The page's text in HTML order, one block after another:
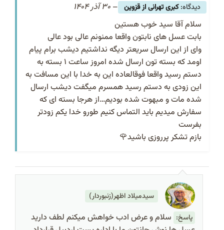
کبری تهرانی از قزوین – 30 آذر 1404
سلام آقا سید خوب هستین
بابت عسل های نابتون واقعا ممنونم عالی بود عالی
وای از این ارسال سریعتر دیگه نداشتیم دیشب برام پیام
اومد که بسته تون ارسال شده امروز ساعت ۱ بسته به
دستم رسید واقعا فوقالعاده این به خدا با این مسافت به
این زودی به دستم رسید همسرم میگفت دیشب ارسال
شده مات و مبهوت شده بودیم…از هرجا بسته ای که
سفارش میدیم باید التماس کنیم طورو خدا یکم زودتر
بفرست
بازم تشکر پرروزی باشید🌹
سیدمیلاد اظهر(زنبوردار)
پاسخ: سلام و عرض ادب خواهش میکنم لطف دارید